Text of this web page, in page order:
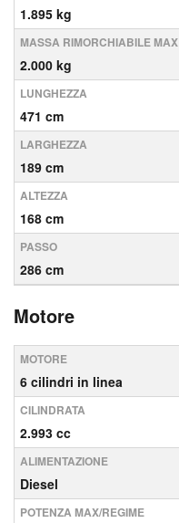
1.895 kg
MASSA RIMORCHIABILE MAX
2.000 kg
LUNGHEZZA
471 cm
LARGHEZZA
189 cm
ALTEZZA
168 cm
PASSO
286 cm
Motore
MOTORE
6 cilindri in linea
CILINDRATA
2.993 cc
ALIMENTAZIONE
Diesel
POTENZA MAX/REGIME